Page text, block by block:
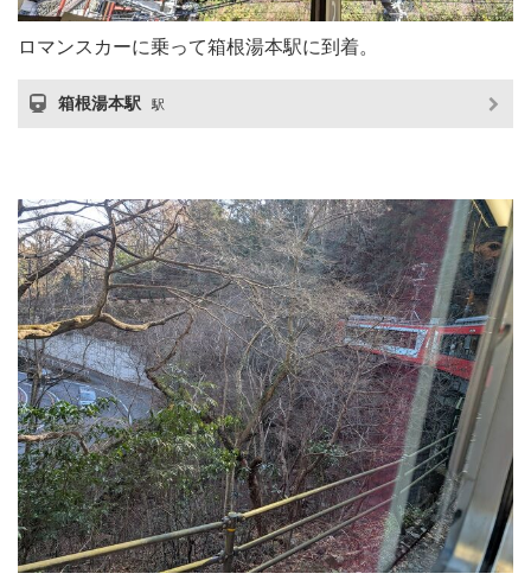
ロマンスカーに乗って箱根湯本駅に到着。
箱根湯本駅 駅